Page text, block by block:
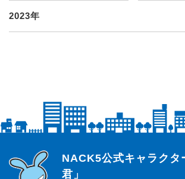
2023年
らじっと君
NACK5公式キャラクタ
君」